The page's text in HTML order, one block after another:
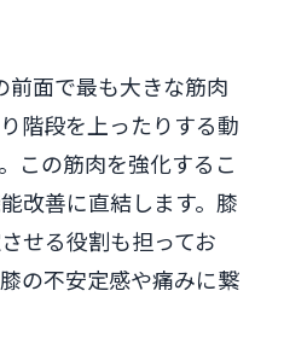
前面で最も大きな筋肉
階段を上ったりする動
この筋肉を強化するこ
改善に直結します。膝
せる役割も担ってお
の不安定感や痛みに繋